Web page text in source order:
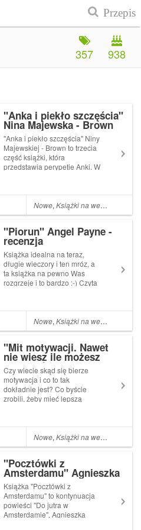
938
357
"Anka i piekło szczęścia"
Nina Majewska - Brown
"Anka i piekło szczęścia" Niny
Majewskiej - Brown to trzecia
część książki, która
przedstawia perypetie Anki. W
znała tylko z ekranu
komputera. Jest nim tak
Nowe,Książki na weekend
"Piorun" Angel Payne -
recenzja
Książka idealna na teraz,
długie wieczory i ten mróz, a
ta książka na pewno Was
rozgrzeje i to bardzo :-) Czyta
książki są bardzo potrzebne
jako odskocznia, coś co
Nowe,Książki na weekend
"Mit motywacji. Nawet
nie wiesz ile możesz
osiągnąć" Jeff Haden
Czy wiecie skąd się bierze
motywacja i co to tak
dokładnie jest? Co byście
zrobili, żeby mieć lepszą
na lepsze. Jeff Haden znalazł
na to sposób. Twierdzi, że
Nowe,Książki na weekend
"Pocztówki z
Amsterdamu" Agnieszka
Zakrzewska
Książka "Pocztówki z
Amsterdamu" to kontynuacja
powieści "Do jutra w
Amsterdamie". Agnieszka